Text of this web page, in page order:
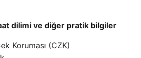
dilimi ve diğer pratik bilgiler
Koruması (CZK)